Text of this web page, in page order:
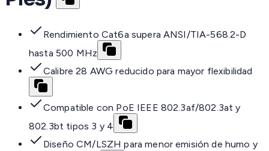
Rendimiento Cat6a supera ANSI/TIA-568.2-D
hasta 500 MHz
Calibre 28 AWG reducido para mayor flexibilidad
Compatible con PoE IEEE 802.3af/802.3at y
802.3bt tipos 3 y 4
Diseño CM/LSZH para menor emisión de humo y